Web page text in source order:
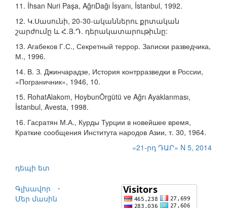
11. İhsan Nuri Paşa, AğrıDağı İsyanı, İstanbul, 1992.
12. Կ.Սասունի, 20-30-ականներու քրտական
շարժումը և Հ.Յ.Դ. դերակատարութիւնը:
13. Агабеков Г.С., Секретный террор. Записки разведчика,
М., 1996.
14. В. З. Джинчарадзе, История контрразведки в России,
«Пограничник», 1946, 10.
15. RohatAlakom, HoybunÖrgütü ve Ağrı Ayaklanması,
İstanbul, Avesta, 1998.
16. Гасратян М.А., Курды Турции в новейшее время,
Краткие сообщения Института народов Азии, т. 30, 1964.
«21-րդ ԴԱՐ» N 5, 2014
դեպի ետ
Գլխավոր
⋅
Մեր մասին